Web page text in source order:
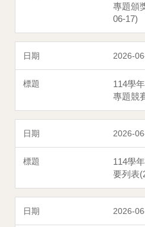
專題頒
06-17)
2026-
114學
專題競
2026-
114學
要列表
2026-